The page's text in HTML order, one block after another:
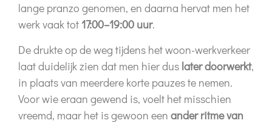
lange pranzo genomen, en daarna hervat men het
werk vaak tot 17:00–19:00 uur.
De drukte op de weg tijdens het woon-werkverkeer
laat duidelijk zien dat men hier dus later doorwerkt,
in plaats van meerdere korte pauzes te nemen.
Voor wie eraan gewend is, voelt het misschien
vreemd, maar het is gewoon een ander ritme van